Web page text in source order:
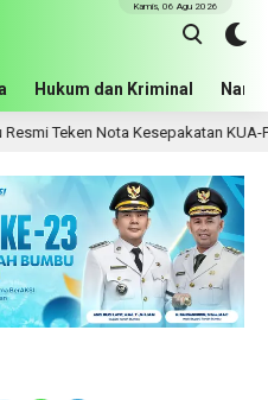
Hukum dan Kriminal
Kamis, 06 Agu 2026
Teken Nota Kesepakatan KUA-